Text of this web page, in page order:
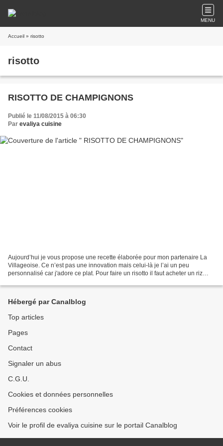
MENU
Accueil » risotto
risotto
RISOTTO DE CHAMPIGNONS
Publié le 11/08/2015 à 06:30
Par evaliya cuisine
Aujourd’hui je vous propose une recette élaborée pour mon partenaire La
Villageoise. Ce n’est pas une innovation mais celui-là je l’ai un peu
personnalisé car j'adore ce plat. Pour faire un risotto il faut acheter un riz
Hébergé par Canalblog
Top articles
Pages
Contact
Signaler un abus
C.G.U.
Cookies et données personnelles
Préférences cookies
Voir le profil de evaliya cuisine sur le portail Canalblog